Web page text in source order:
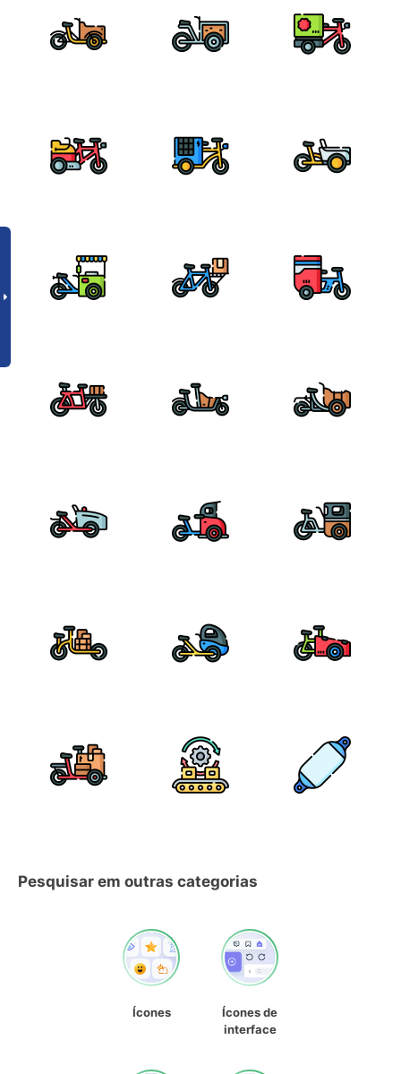
Pesquisar em outras categorias
Ícones
Ícones de
interface